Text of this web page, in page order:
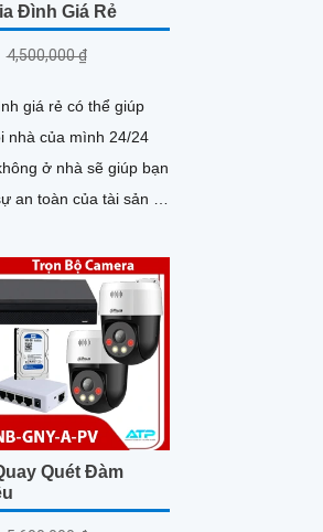
Đình Giá Rẻ
4,500,000 ₫
giá rẻ có thể giúp
nhà của mình 24/24
ở nhà sẽ giúp bạn
an toàn của tài sản và
Quét Đàm